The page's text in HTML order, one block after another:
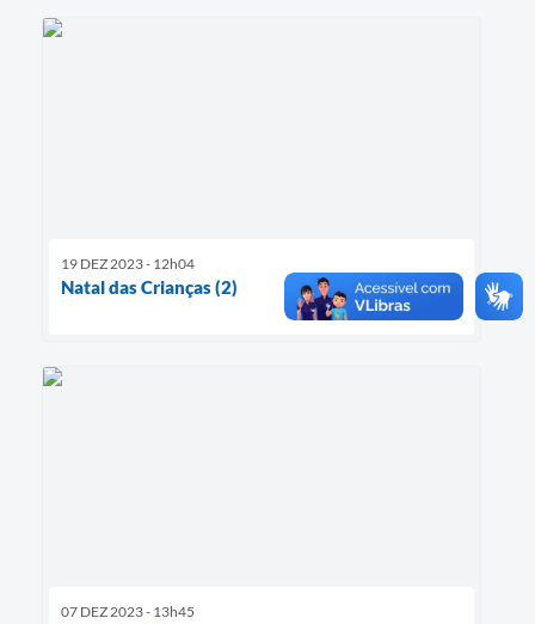
19 DEZ 2023 - 12h04
Natal das Crianças (2)
07 DEZ 2023 - 13h45